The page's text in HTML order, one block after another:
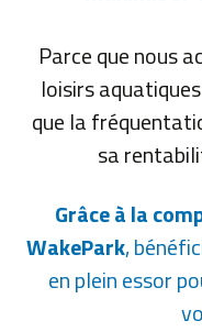
Parce que nous
loisirs
que la
sa
Grâce à la
WakePark,
en plein essor